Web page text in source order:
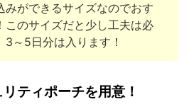
みができるサイズなのでおす
このサイズだと少し工夫は必
3～5日分は入ります！
ティポーチを用意！